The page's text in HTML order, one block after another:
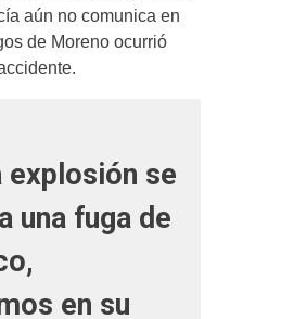
aún no comunica en
de Moreno ocurrió
explosión se
una fuga de
en su